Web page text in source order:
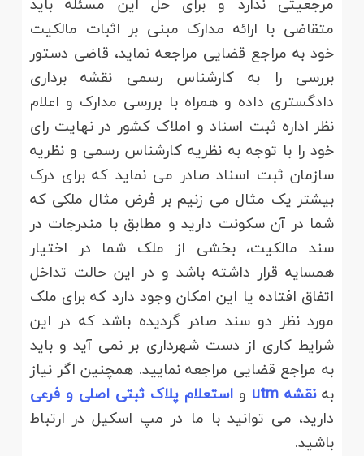
متقاضی با ارائه مدارک مبنی بر اثبات مالکیت
خود به مراجع قضایی مراجعه نماید، قاضی دستور
بررسی را به کارشناس رسمی نقشه برداری
دادگستری داده و همراه با بررسی مدارک و اعلام
نظر اداره ثبت اسناد و املاک کشور در نهایت رای
خود را با توجه به نظریه کارشناس رسمی و نظریه
سازمان ثبت اسناد صادر می نماید که برای درک
بیشتر یک مثال می زنیم بر فرض مثال ملکی که
شما در آن سکونت دارید و مطابق با مندرجات در
سند مالکیت، بخشی از ملک شما در اختیار
همسایه قرار داشته باشد و در این حالت تداخل
اتفاق افتاده یا این امکان وجود دارد که برای ملک
مورد نظر دو سند صادر گردیده باشد که در این
شرایط کاری از دست شهرداری بر نمی آید و باید
به مراجع قضایی مراجعه نمایید. همچنین اگر نیاز
بهنقشه utm و استعلام پلاک ثبتی اصلی و فرعی
دارید، می توانید با ما در مپ اسکیل در ارتباط
باشید.